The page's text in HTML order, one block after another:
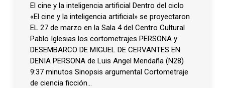
El cine y la inteligencia artificial Dentro del ciclo
«El cine y la inteligencia artificial» se proyectaron
EL 27 de marzo en la Sala 4 del Centro Cultural
Pablo Iglesias los cortometrajes PERSONA y
DESEMBARCO DE MIGUEL DE CERVANTES EN
DENIA PERSONA de Luis Angel Mendaña (N28)
9:37 minutos Sinopsis argumental Cortometraje
de ciencia ficción…